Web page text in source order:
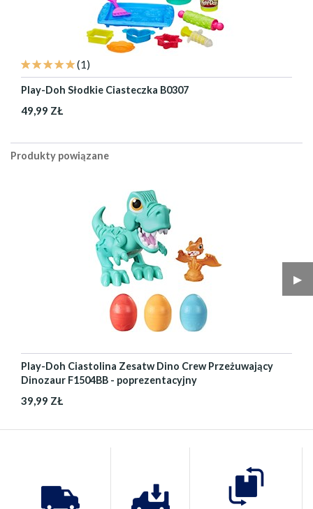
(1)
Play-Doh Słodkie Ciasteczka B0307
49,99 ZŁ
Produkty powiązane
▶︎
Play-Doh Ciastolina Zesatw Dino Crew Przeżuwający
Dinozaur F1504BB - poprezentacyjny
39,99 ZŁ